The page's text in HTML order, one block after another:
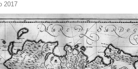
2017